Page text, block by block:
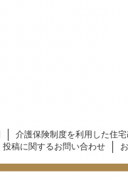
介護保険制度を利用した住
投稿に関するお問い合わせ